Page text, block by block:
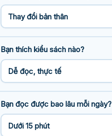
Bạn thích kiểu sách nào?
Bạn đọc được bao lâu mỗi ngày?